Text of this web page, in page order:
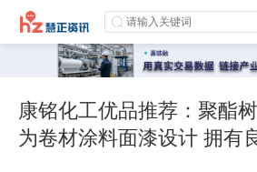
康铭化工优品推荐：聚酯
为卷材涂料面漆设计 拥有